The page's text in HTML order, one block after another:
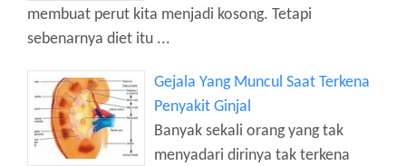
membuat perut kita menjadi kosong. Tetapi
sebenarnya diet itu ...
Gejala Yang Muncul Saat Terkena
Penyakit Ginjal
Banyak sekali orang yang tak
menyadari dirinya tak terkena